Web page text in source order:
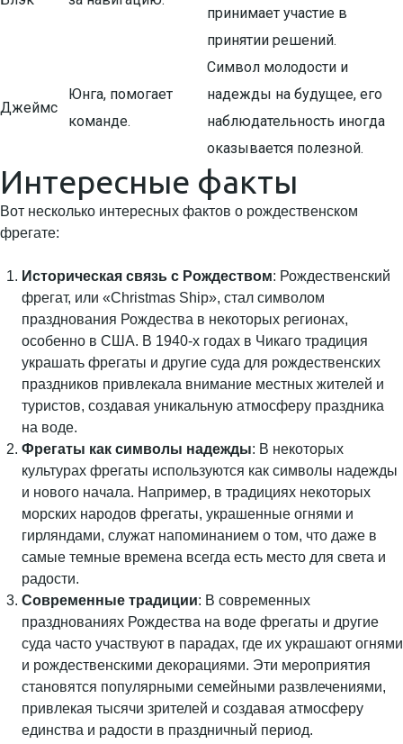
принимает участие в
принятии решений.
Джеймс
Юнга, помогает
команде.
Символ молодости и
надежды на будущее, его
наблюдательность иногда
оказывается полезной.
Интересные факты
Вот несколько интересных фактов о рождественском
фрегате:
Историческая связь с Рождеством: Рождественский
фрегат, или «Christmas Ship», стал символом
празднования Рождества в некоторых регионах,
особенно в США. В 1940-х годах в Чикаго традиция
украшать фрегаты и другие суда для рождественских
праздников привлекала внимание местных жителей и
туристов, создавая уникальную атмосферу праздника
на воде.
Фрегаты как символы надежды: В некоторых
культурах фрегаты используются как символы надежды
и нового начала. Например, в традициях некоторых
морских народов фрегаты, украшенные огнями и
гирляндами, служат напоминанием о том, что даже в
самые темные времена всегда есть место для света и
радости.
Современные традиции: В современных
празднованиях Рождества на воде фрегаты и другие
суда часто участвуют в парадах, где их украшают огнями
и рождественскими декорациями. Эти мероприятия
становятся популярными семейными развлечениями,
привлекая тысячи зрителей и создавая атмосферу
единства и радости в праздничный период.